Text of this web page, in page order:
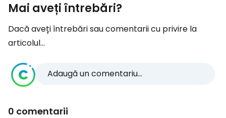
Mai aveți întrebări?
Dacă aveți întrebări sau comentarii cu privire la
articolul...
Adaugă un comentariu...
0 comentarii